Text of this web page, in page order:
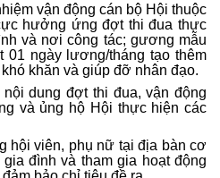
vận động cán bộ Hội thuộc
hưởng ứng đợt thi đua thực
và nơi công tác; gương mẫu
01 ngày lương/tháng tạo thêm
khăn và giúp đỡ nhân đạo.
dung đợt thi đua, vận động
và ủng hộ Hội thực hiện các
hội viên, phụ nữ tại địa bàn cơ
đình và tham gia hoạt động